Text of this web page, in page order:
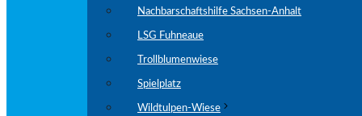
Nachbarschaftshilfe Sachsen-Anhalt
LSG Fuhneaue
Trollblumenwiese
Spielplatz
Wildtulpen-Wiese